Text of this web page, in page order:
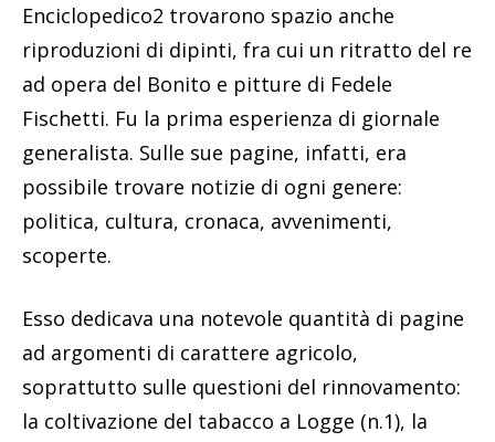
Enciclopedico2 trovarono spazio anche
riproduzioni di dipinti, fra cui un ritratto del re
ad opera del Bonito e pitture di Fedele
Fischetti. Fu la prima esperienza di giornale
generalista. Sulle sue pagine, infatti, era
possibile trovare notizie di ogni genere:
politica, cultura, cronaca, avvenimenti,
scoperte.
Esso dedicava una notevole quantità di pagine
ad argomenti di carattere agricolo,
soprattutto sulle questioni del rinnovamento:
la coltivazione del tabacco a Logge (n.1), la